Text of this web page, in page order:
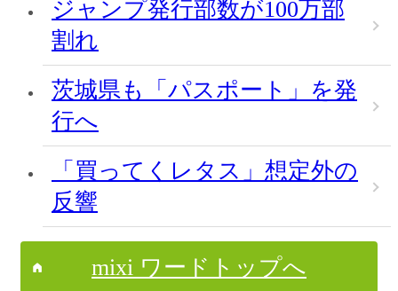
ジャンプ発行部数が100万部
割れ
茨城県も「パスポート」を発
行へ
「買ってくレタス」想定外の
反響
mixi ワードトップへ